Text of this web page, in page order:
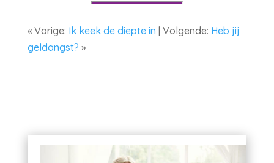
« Vorige: Ik keek de diepte in | Volgende: Heb jij
geldangst? »